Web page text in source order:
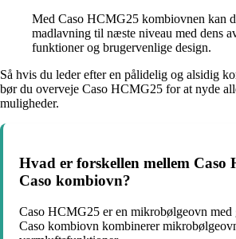
Med Caso HCMG25 kombiovnen kan
madlavning til næste niveau med dens
funktioner og brugervenlige design.
Så hvis du leder efter en pålidelig og alsidig
bør du overveje Caso HCMG25 for at nyde
muligheder.
Hvad er forskellen mellem Caso
Caso kombiovn?
Caso HCMG25 er en mikrobølgeovn
Caso kombiovn kombinerer